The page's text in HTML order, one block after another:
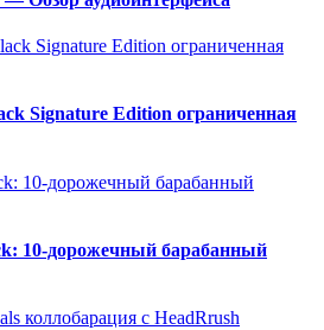
Signature Edition ограниченная
10-дорожечный барабанный